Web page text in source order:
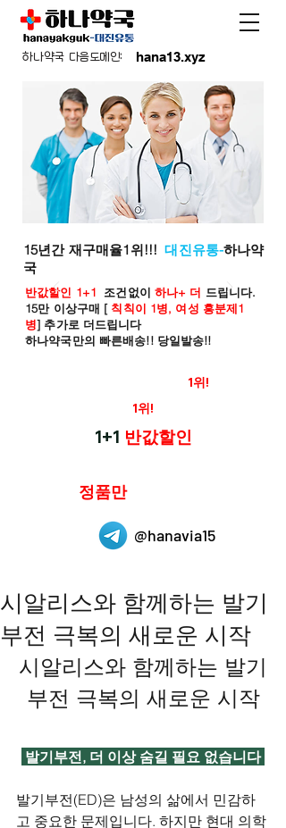
hana13.xyz
하나약국 다음도메인:
15년간 재구매율1위!!!대진유통-하나약
국
반값할인 1+1 조건없이 하나+ 더 드립니다.
15만 이상구매 [ 칙칙이 1병, 여성 흥분제1
병] 추가로 더드립니다
하나약국만의 빠른배송!! 당일발송!!
1위!
1위!
1+1 반값할인
정품만
@hanavia15
시알리스와 함께하는 발기
부전 극복의 새로운 시작
시알리스와 함께하는 발기
부전 극복의 새로운 시작
발기부전, 더 이상 숨길 필요 없습니다
발기부전(ED)은 남성의 삶에서 민감하
고 중요한 문제입니다. 하지만 현대 의학